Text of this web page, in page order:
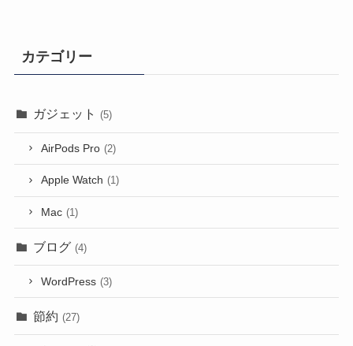
カテゴリー
ガジェット (5)
AirPods Pro (2)
Apple Watch (1)
Mac (1)
ブログ (4)
WordPress (3)
節約 (27)